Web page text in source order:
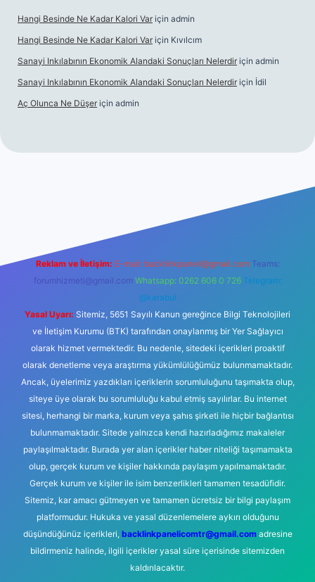
Hangi Besinde Ne Kadar Kalori Var için admin
Hangi Besinde Ne Kadar Kalori Var için Kıvılcım
Sanayi Inkılabının Ekonomik Alandaki Sonuçları Nelerdir için admin
Sanayi Inkılabının Ekonomik Alandaki Sonuçları Nelerdir için İdil
Aç Olunca Ne Düşer için admin
Reklam ve İletişim: E-mail: backlinkpaneli@gmail.com Teams:
forumhizmeti@gmail.com Whatsapp: 0262 606 0 726 Telegram:
@karabul
Yasal Uyarı: Sitemiz, 5651 Sayılı Kanun gereğince Bilgi Teknolojileri
ve İletişim Kurumu (BTK) tarafından onaylanmış bir Yer Sağlayıcı
olarak hizmet vermektedir. Bu nedenle, sitedeki içerikleri proaktif
olarak denetleme veya araştırma yükümlülüğümüz bulunmamaktadır.
Ancak, üyelerimiz yazdıkları içeriklerin sorumluluğunu taşımakta olup,
siteye üye olarak bu sorumluluğu kabul etmiş sayılırlar. Bu internet
sitesi, herhangi bir marka, kurum veya şahıs şirketi ile hiçbir bağlantısı
bulunmamaktadır. Sitede yalnızca kendi hazırladığımız makaleler
paylaşılmaktadır. Burada yer alan içerikler haber niteliği taşımamakta
olup, gerçek kurum ve kişiler hakkında paylaşım yapılmamaktadır.
Gerçek kurum ve kişiler ile isim benzerlikleri tamamen tesadüfidir.
Sitemiz, kar amacı gütmeyen ve tamamen ücretsiz bir bilgi paylaşım
platformudur. Hukuka ve yasal düzenlemelere aykırı olduğunu
düşündüğünüz içerikleri, backlinkpanelicomtr@gmail.comadresine
bildirmeniz halinde, ilgili içerikler yasal süre içerisinde sitemizden
kaldırılacaktır.